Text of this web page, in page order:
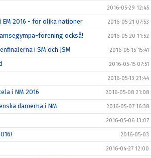
2016-05-29 12:45
EM 2016 - för olika nationer 2016-05-21 07:53
förening också! 2016-05-20 11:52
i SM och JSM 2016-05-15 15:41
2016-05-15 07:51
2016-05-13 21:44
i NM 2016 2016-05-08 21:08
damerna i NM 2016-05-07 16:38
2016-05-06 13:07
2016-05-03
2016-04-27 12:00